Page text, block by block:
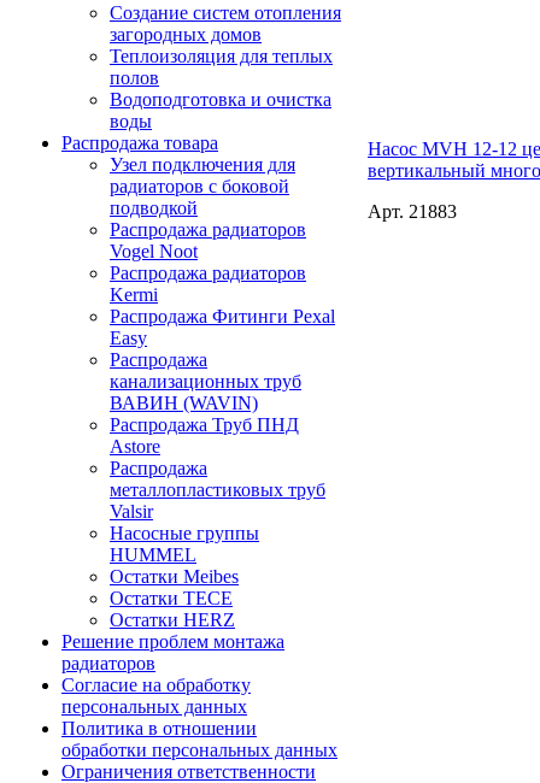
Создание систем отопления
загородных домов
Теплоизоляция для теплых
полов
Водоподготовка и очистка
воды
Распродажа товара
Узел подключения для
радиаторов с боковой
подводкой
Распродажа радиаторов
Vogel Noot
Распродажа радиаторов
Kermi
Распродажа Фитинги Pexal
Easy
Распродажа
канализационных труб
ВАВИН (WAVIN)
Распродажа Труб ПНД
Astore
Распродажа
металлопластиковых труб
Valsir
Насосные группы
HUMMEL
Остатки Meibes
Остатки ТЕСЕ
Остатки HERZ
Решение проблем монтажа
радиаторов
Согласие на обработку
персональных данных
Политика в отношении
обработки персональных данных
Ограничения ответственности
Насос MVH 12-12
вертикальный
Арт. 21883